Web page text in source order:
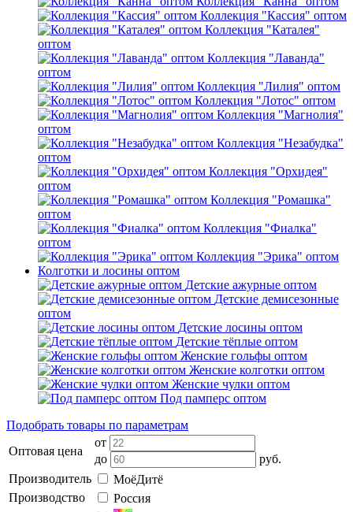
Коллекция "Кассия" оптом
Коллекция "Каталея"
оптом
Коллекция "Лаванда"
оптом
Коллекция "Лилия" оптом
Коллекция "Лотос" оптом
Коллекция "Магнолия"
оптом
Коллекция "Незабудка"
оптом
Коллекция "Орхидея"
оптом
Коллекция "Ромашка"
оптом
Коллекция "Фиалка"
оптом
Коллекция "Эрика" оптом
Колготки и лосины оптом
Детские ажурные оптом
Детские демисезонные
оптом
Детские лосины оптом
Детские тёплые оптом
Женские гольфы оптом
Женские колготки оптом
Женские чулки оптом
Под памперс оптом
Подобрать товары по параметрам
Оптовая цена
от
до
руб.
Производитель
МоёДитё
Производство
Россия